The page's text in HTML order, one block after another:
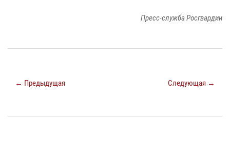
Пресс-служба Росгвардии
← Предыдущая Следующая →